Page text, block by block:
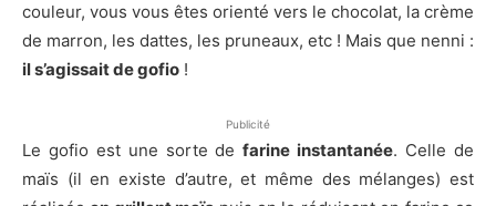
couleur, vous vous êtes orienté vers le chocolat, la crème
de marron, les dattes, les pruneaux, etc ! Mais que nenni :
il s’agissait de gofio !
Publicité
Le gofio est une sorte defarine instantanée. Celle de
maïs (il en existe d’autre, et même des mélanges) est